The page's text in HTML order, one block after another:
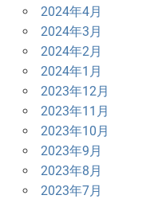
2024年4月
2024年3月
2024年2月
2024年1月
2023年12月
2023年11月
2023年10月
2023年9月
2023年8月
2023年7月